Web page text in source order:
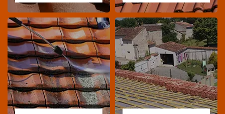
Recherche de fuite
toiture 43
Entreprise recherche
fuite de toiture 43
Devis toiture 43
Devis toiture 43 Haute-
Loire